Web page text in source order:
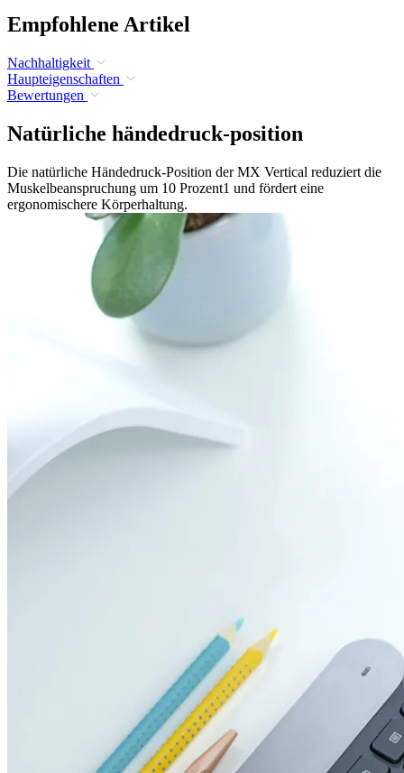
Empfohlene Artikel
Nachhaltigkeit
Haupteigenschaften
Bewertungen
Natürliche händedruck-position
Die natürliche Händedruck-Position der MX Vertical reduziert die
Muskelbeanspruchung um 10 Prozent1 und fördert eine
ergonomischere Körperhaltung.